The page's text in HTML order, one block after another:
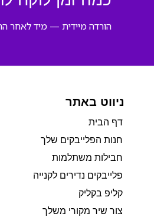
הורדה מיידית — מיד לאחר
ניווט באתר
דף הבית
חנות הפלייבקים שלך
חבילות משתלמות
פלייבקים נדירים לקנייה
קליפ בקליק
צור שיר מקורי משלך